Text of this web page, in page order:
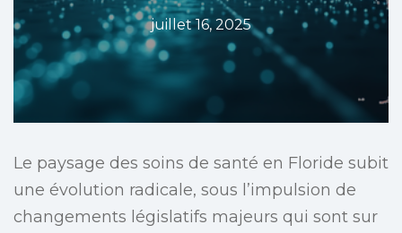
juillet 16, 2025
Le paysage des soins de santé en Floride subit
une évolution radicale, sous l’impulsion de
changements législatifs majeurs qui sont sur